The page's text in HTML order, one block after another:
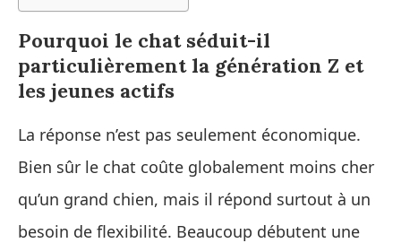
Pourquoi le chat séduit-il
particulièrement la génération Z et
les jeunes actifs
La réponse n’est pas seulement économique.
Bien sûr le chat coûte globalement moins cher
qu’un grand chien, mais il répond surtout à un
besoin de flexibilité. Beaucoup débutent une